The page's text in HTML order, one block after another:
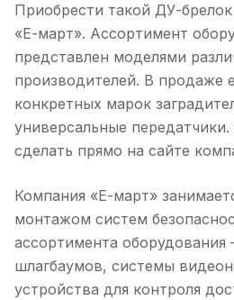
Приобрести такой ДУ-
«Е-март». Ассортимент
представлен моделями
производителей. В продаже
конкретных марок
универсальные
сделать прямо на сайте
Компания «Е-март»
монтажом систем
ассортимента оборудования
шлагбаумов, системы
устройства для контроля